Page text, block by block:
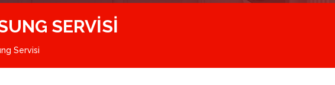
SERVISI
Servisi